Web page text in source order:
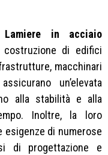
Lamiere in acciaio
costruzione di edifici
macchinari
un’elevata
alla stabilità e alla
Inoltre, la loro
di numerose
di progettazione e